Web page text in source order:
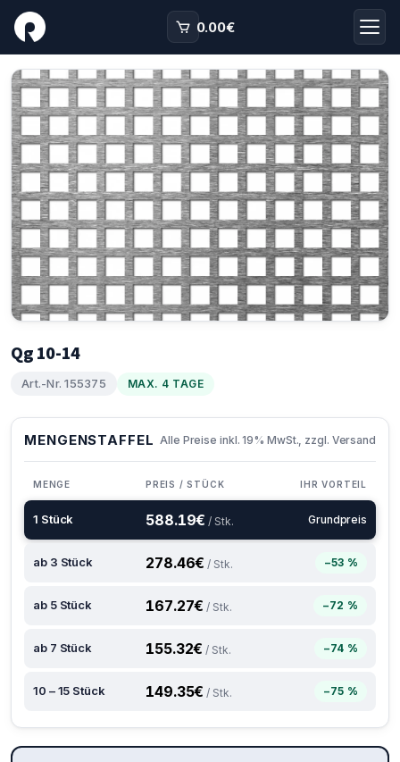
0.00€
Qg 10-14
Art.-Nr. 155375 MAX. 4 TAGE
MENGENSTAFFEL Alle Preise inkl. 19% MwSt., zzgl. Versand
MENGE PREIS / STÜCK IHR VORTEIL
1 Stück 588.19€ / Stk. Grundpreis
ab 3 Stück 278.46€ / Stk. −53 %
ab 5 Stück 167.27€ / Stk. −72 %
ab 7 Stück 155.32€ / Stk. −74 %
10 – 15 Stück 149.35€ / Stk. −75 %